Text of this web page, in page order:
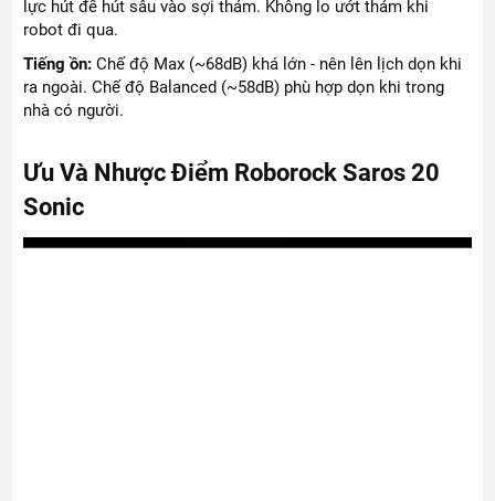
lực hút để hút sâu vào sợi thảm. Không lo ướt thảm khi
robot đi qua.
Tiếng ồn: Chế độ Max (~68dB) khá lớn - nên lên lịch dọn khi
ra ngoài. Chế độ Balanced (~58dB) phù hợp dọn khi trong
nhà có người.
Ưu Và Nhược Điểm Roborock Saros 20
Sonic